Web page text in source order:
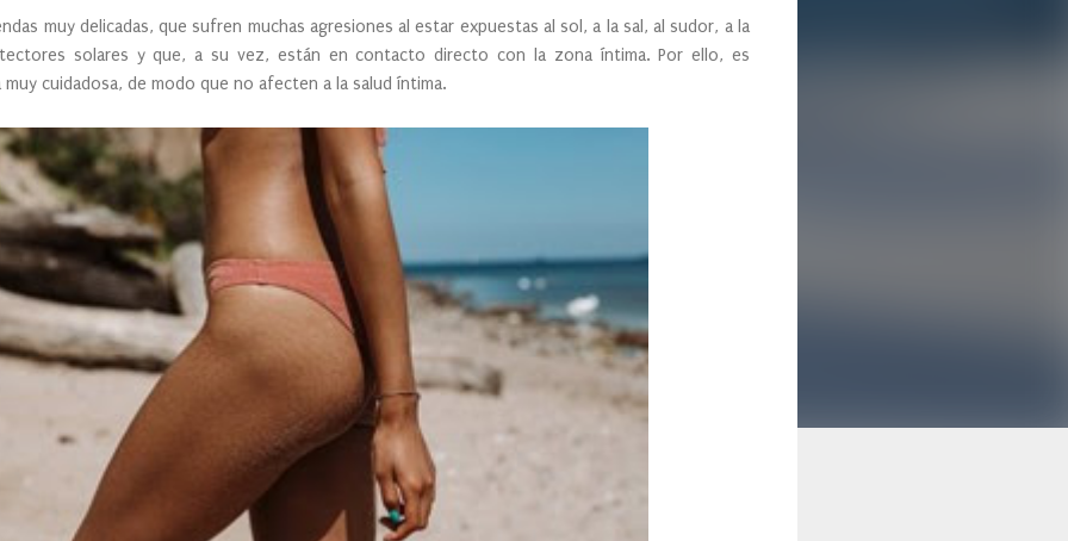
muy delicadas, que sufren muchas agresiones al estar expuestas al sol, a la sal, al sudor, a la
solares y que, a su vez, están en contacto directo con la zona íntima. Por ello, es
muy cuidadosa, de modo que no afecten a la salud íntima.